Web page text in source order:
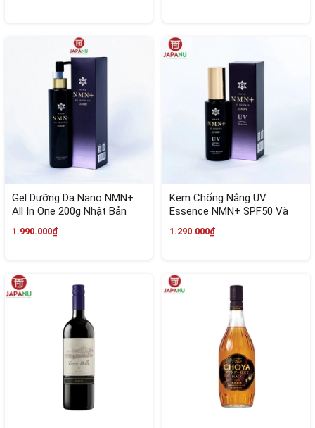
Gel Dưỡng Da Nano NMN+
All In One 200g Nhật Bản
1.990.000₫
Kem Chống Nắng UV
Essence NMN+ SPF50 Và
PA++++ 60g Nhật Bản
1.290.000₫